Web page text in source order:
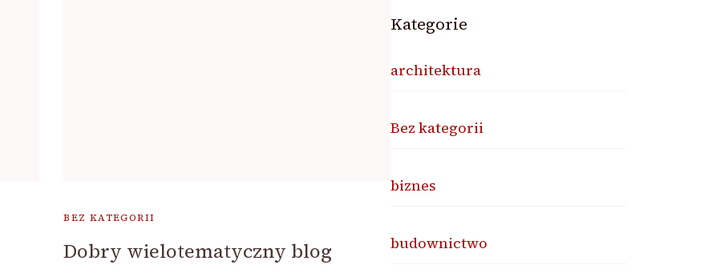
BEZ KATEGORII
Dobry wielotematyczny blog
Kategorie
architektura
Bez kategorii
biznes
budownictwo